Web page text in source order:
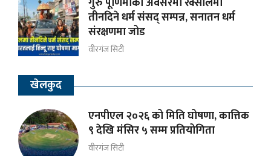
तीनदिने धर्म संसद् सम्पन्न, सनातन धर्म
संरक्षणमा जोड
वीरगंज सिटी
खेलकुद
एनपीएल २०२६ को मिति घोषणा, कात्तिक
९ देखि मंसिर ५ सम्म प्रतियोगिता
वीरगंज सिटी